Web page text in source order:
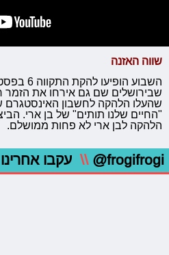
שווה האזנה
השבוע
שבירושלים שם גם אירחו את הזמר
שהעלו הלהקה לחשבון
"החיים שלנו תותים" של בן ארי.
הלהקה לבן ארי לא פחות ממושלם.
@frogifrogi
\\ עקבו אחרינו